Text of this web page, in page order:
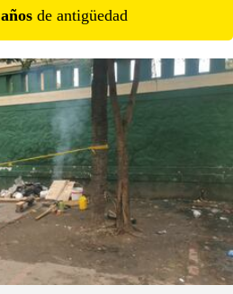
años de antigüedad